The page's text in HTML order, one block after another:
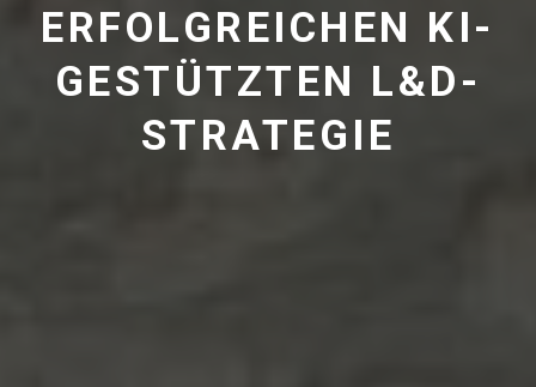
ERFOLGREICHEN KI-
GESTÜTZTEN L&D-
STRATEGIE